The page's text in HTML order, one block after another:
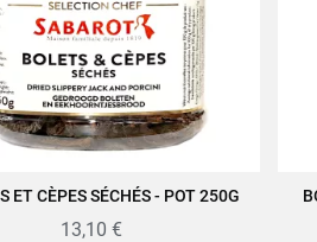
AU PANIER
ET CÈPES SÉCHÉS - POT 250G
13,10 €